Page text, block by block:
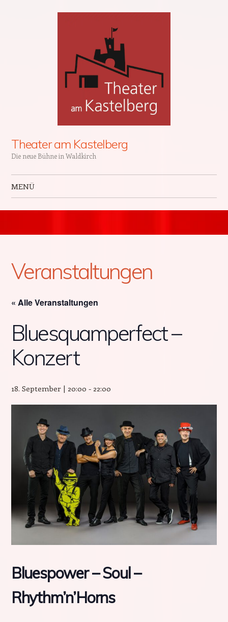
Theater am Kastelberg
Die neue Bühne in Waldkirch
MENÜ
Veranstaltungen
« Alle Veranstaltungen
Bluesquamperfect –
Konzert
18. September | 20:00 - 22:00
Bluespower – Soul –
Rhythm’n’Horns